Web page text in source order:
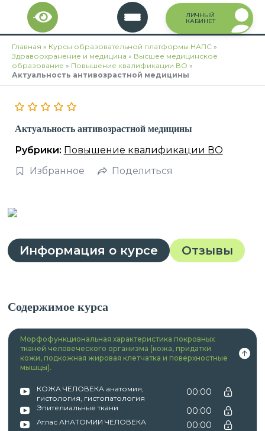
Перейти
содержимому
ЛИЧНЫЙ
КАБИНЕТ
Главная » Курсы образовательной платформы НАПС »
Здравоохранение и медицина » Высшее медицинское
образование » Повышение квалификации ВО »
Актуальность антивозрастной медицины
Актуальность антивозрастной медицины
Рубрики: Повышение квалификации ВО
Избранное
Поделиться
Информация о курсе Отзывы
Содержимое курса
Морфофункциональная характеристика покровных
тканей человеческого организма (кожа, придатки
кожи, подкожная жировая клетчатка и поверхностные
мышцы).
КОЖА ЧЕЛОВЕКА анатомия,
гистология, гистопатология
00:00
Эпителиальные ткани 00:00
Атлас АНАТОМИИ ЧЕЛОВЕКА 00:00